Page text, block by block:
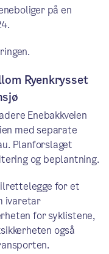
på en
Ryenkrysset
Enebakkveien
med separate
Planforslaget
og beplantning.
for et
ivaretar
for syklistene,
også